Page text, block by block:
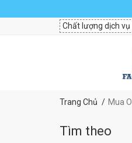
Chất lượng dịch vụ
Trang Chủ Mua
Tìm theo